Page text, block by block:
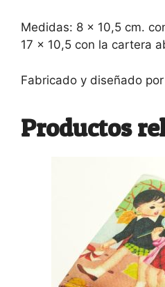
Medidas: 8 x 10,5 cm.
17 x 10,5 con la cartera
Fabricado y diseñado
Productos